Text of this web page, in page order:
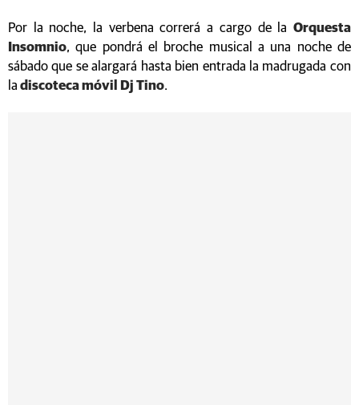
Por la noche, la verbena correrá a cargo de la Orquesta
Insomnio, que pondrá el broche musical a una noche de
sábado que se alargará hasta bien entrada la madrugada con
la discoteca móvil Dj Tino.